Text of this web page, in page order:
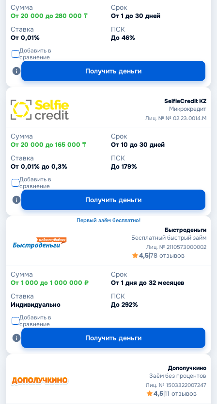
Сумма
От 20 000 до 280 000 ₸
Срок
От 1 до 30 дней
Ставка
От 0,01%
ПСК
До 46%
Добавить в
сравнение
Получить деньги
SelfieCredit KZ
Микрокредит
Лиц. № № 02.23.0014.М
Сумма
От 20 000 до 165 000 ₸
Срок
От 10 до 30 дней
Ставка
От 0,01% до 0,3%
ПСК
До 179%
Добавить в
сравнение
Получить деньги
Первый заём бесплатно!
Быстроденьги
Бесплатный быстрый займ
Лиц. № 2110573000002
4,5|78 отзывов
Сумма
От 1 000 до 1 000 000 ₽
Срок
От 1 дня до 32 месяцев
Ставка
Индивидуально
ПСК
До 292%
Добавить в
сравнение
Получить деньги
Дополучкино
Заём без процентов
Лиц. № 1503322007247
4,5|11 отзывов